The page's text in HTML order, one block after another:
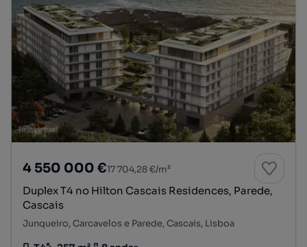
4 550 000 €17 704,28 €/m²
Duplex T4 no Hilton Cascais Residences, Parede,
Cascais
Junqueiro, Carcavelos e Parede, Cascais, Lisboa